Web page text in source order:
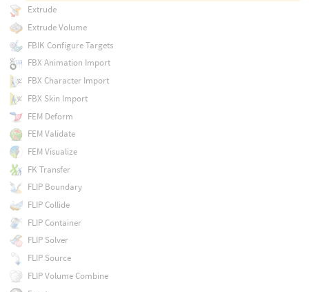
Extrude
Extrude Volume
FBIK Configure Targets
FBX Animation Import
FBX Character Import
FBX Skin Import
FEM Deform
FEM Validate
FEM Visualize
FK Transfer
FLIP Boundary
FLIP Collide
FLIP Container
FLIP Solver
FLIP Source
FLIP Volume Combine